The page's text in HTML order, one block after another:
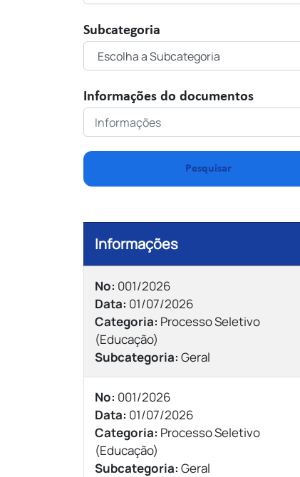
Subcategoria
Informações do documentos
Pesquisar
Informações
Nº: 001/2026
Data: 01/07/2026
Categoria: Processo Seletivo
(Educação)
Subcategoria: Geral
Nº: 001/2026
Data: 01/07/2026
Categoria: Processo Seletivo
(Educação)
Subcategoria: Geral